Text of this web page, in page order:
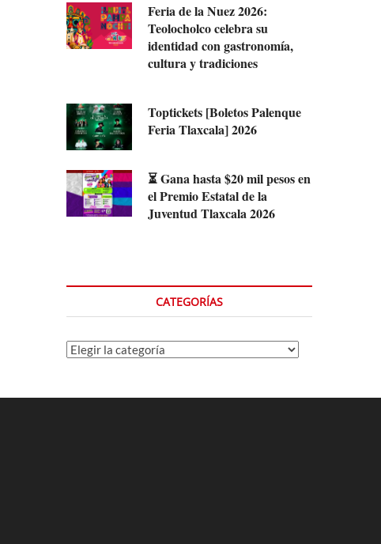
Feria de la Nuez 2026:
Teolocholco celebra su
identidad con gastronomía,
cultura y tradiciones
Toptickets [Boletos Palenque
Feria Tlaxcala] 2026
⏳ Gana hasta $20 mil pesos en
el Premio Estatal de la
Juventud Tlaxcala 2026
CATEGORÍAS
Categorías